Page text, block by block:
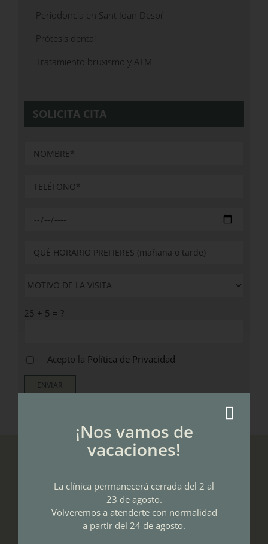
Periodoncia en Sant Joan Despí
Prótesis dental
Tratamiento bruxismo y ATM
SOLICITA CITA
25 + 5 = ?
Acepto la Política de Privacidad
Dent Al es una clínica dental en la que hemos unido
diseño y confort, para que nuestros pacientes se sientan
en un ambiente relajado. Contamos con unas
instalaciones de última generación, adecuadas para dar
¡Nos vamos de
vacaciones!
La clínica permanecerá cerrada del 2 al
23 de agosto.
Volveremos a atenderte con normalidad
a partir del 24 de agosto.